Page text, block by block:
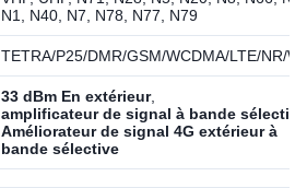
N1, N40, N7, N78, N77, N79
TETRA/P25/DMR/GSM/WCDMA/LTE/NR/
33 dBm En extérieur,
amplificateur de signal à bande sélective
Améliorateur de signal 4G extérieur à
bande sélective